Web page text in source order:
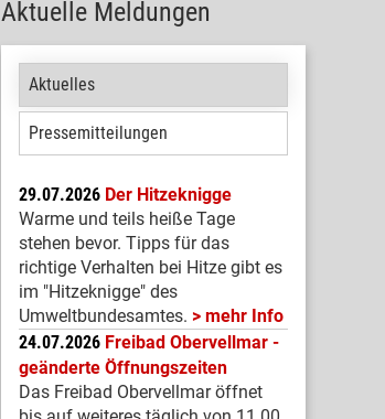
Aktuelle Meldungen
Aktuelles
Pressemitteilungen
29.07.2026 Der Hitzeknigge
Warme und teils heiße Tage
stehen bevor. Tipps für das
richtige Verhalten bei Hitze gibt es
im "Hitzeknigge" des
Umweltbundesamtes.
mehr Info
24.07.2026 Freibad Obervellmar -
geänderte Öffnungszeiten
Das Freibad Obervellmar öffnet